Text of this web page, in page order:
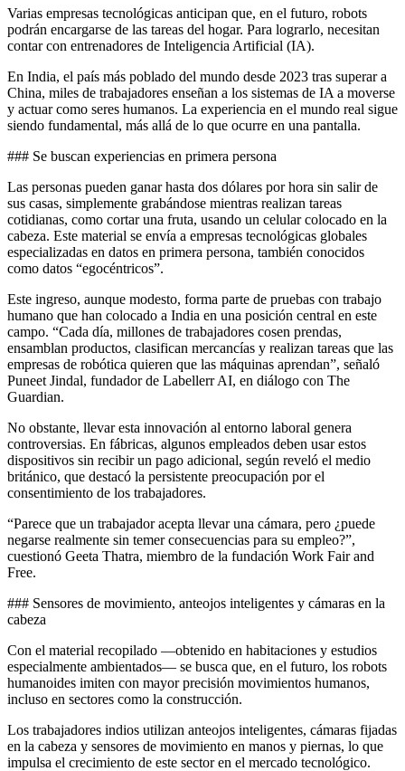
Varias empresas tecnológicas anticipan que, en el futuro, robots
podrán encargarse de las tareas del hogar. Para lograrlo, necesitan
contar con entrenadores de Inteligencia Artificial (IA).
En India, el país más poblado del mundo desde 2023 tras superar a
China, miles de trabajadores enseñan a los sistemas de IA a moverse
y actuar como seres humanos. La experiencia en el mundo real sigue
siendo fundamental, más allá de lo que ocurre en una pantalla.
### Se buscan experiencias en primera persona
Las personas pueden ganar hasta dos dólares por hora sin salir de
sus casas, simplemente grabándose mientras realizan tareas
cotidianas, como cortar una fruta, usando un celular colocado en la
cabeza. Este material se envía a empresas tecnológicas globales
especializadas en datos en primera persona, también conocidos
como datos “egocéntricos”.
Este ingreso, aunque modesto, forma parte de pruebas con trabajo
humano que han colocado a India en una posición central en este
campo. “Cada día, millones de trabajadores cosen prendas,
ensamblan productos, clasifican mercancías y realizan tareas que las
empresas de robótica quieren que las máquinas aprendan”, señaló
Puneet Jindal, fundador de Labellerr AI, en diálogo con The
Guardian.
No obstante, llevar esta innovación al entorno laboral genera
controversias. En fábricas, algunos empleados deben usar estos
dispositivos sin recibir un pago adicional, según reveló el medio
británico, que destacó la persistente preocupación por el
consentimiento de los trabajadores.
“Parece que un trabajador acepta llevar una cámara, pero ¿puede
negarse realmente sin temer consecuencias para su empleo?”,
cuestionó Geeta Thatra, miembro de la fundación Work Fair and
Free.
### Sensores de movimiento, anteojos inteligentes y cámaras en la
cabeza
Con el material recopilado —obtenido en habitaciones y estudios
especialmente ambientados— se busca que, en el futuro, los robots
humanoides imiten con mayor precisión movimientos humanos,
incluso en sectores como la construcción.
Los trabajadores indios utilizan anteojos inteligentes, cámaras fijadas
en la cabeza y sensores de movimiento en manos y piernas, lo que
impulsa el crecimiento de este sector en el mercado tecnológico.